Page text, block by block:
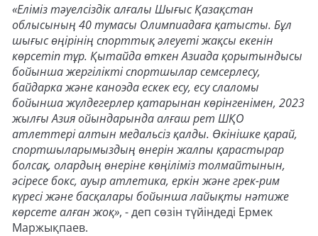
«Еліміз тәуелсіздік алғалы Шығыс Қазақстан
облысының 40 тумасы Олимпиадаға қатысты. Бұл
шығыс өңірінің спорттық әлеуеті жақсы екенін
көрсетіп тұр. Қытайда өткен Азиада қорытындысы
бойынша жергілікті спортшылар семсерлесу,
байдарка және каноэда ескек есу, есу слаломы
бойынша жүлдегерлер қатарынан көрінгенімен, 2023
жылғы Азия ойындарында алғаш рет ШҚО
атлеттері алтын медальсіз қалды. Өкінішке қарай,
спортшыларымыздың өнерін жалпы қарастырар
болсақ, олардың өнеріне көңіліміз толмайтынын,
әсіресе бокс, ауыр атлетика, еркін және грек-рим
күресі және басқалары бойынша лайықты нәтиже
көрсете алған жоқ», - деп сөзін түйіндеді Ермек
Маржықпаев.